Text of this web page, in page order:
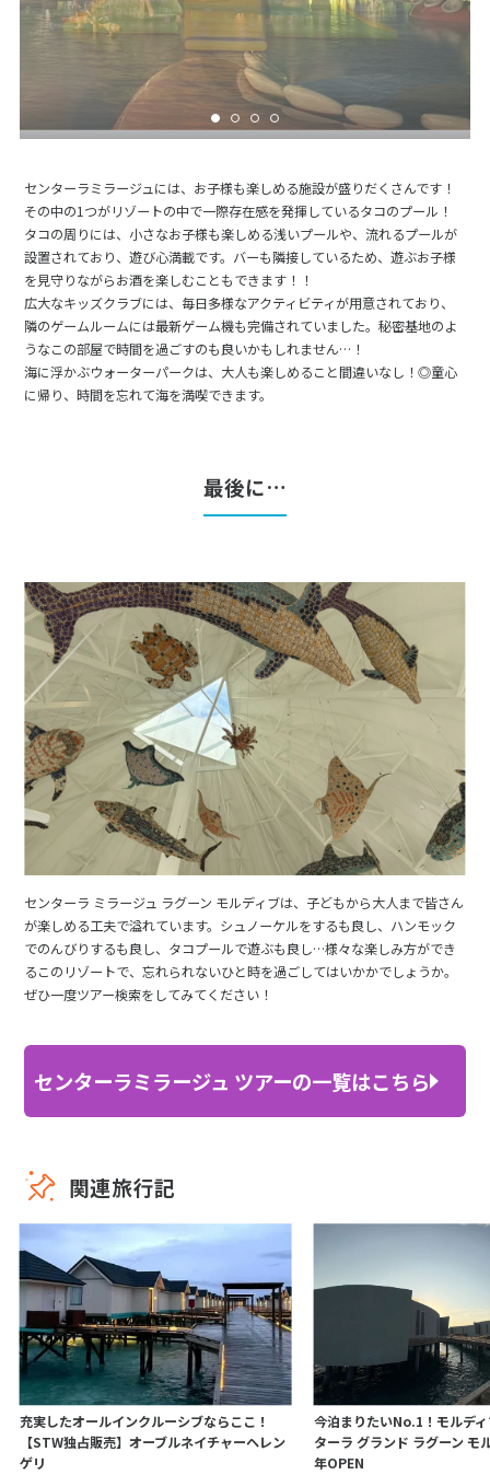
センターラミラージュには、お子様も楽しめる施設が盛りだくさんです！
その中の1つがリゾートの中で一際存在感を発揮しているタコのプール！
タコの周りには、小さなお子様も楽しめる浅いプールや、流れるプールが
設置されており、遊び心満載です。バーも隣接しているため、遊ぶお子様
を見守りながらお酒を楽しむこともできます！！
広大なキッズクラブには、毎日多様なアクティビティが用意されており、
隣のゲームルームには最新ゲーム機も完備されていました。秘密基地のよ
うなこの部屋で時間を過ごすのも良いかもしれません…！
海に浮かぶウォーターパークは、大人も楽しめること間違いなし！◎童心
に帰り、時間を忘れて海を満喫できます。
最後に…
センターラ ミラージュ ラグーン モルディブは、子どもから大人まで皆さん
が楽しめる工夫で溢れています。シュノーケルをするも良し、ハンモック
でのんびりするも良し、タコプールで遊ぶも良し…様々な楽しみ方ができ
るこのリゾートで、忘れられないひと時を過ごしてはいかかでしょうか。
ぜひ一度ツアー検索をしてみてください！
センターラミラージュ ツアーの一覧はこちら
関連旅行記
充実したオールインクルーシブならここ！
【STW独占販売】オーブルネイチャーヘレン
ゲリ
今泊まりたいNo.1！モルデ
ターラ グランド ラグーン モ
年OPEN